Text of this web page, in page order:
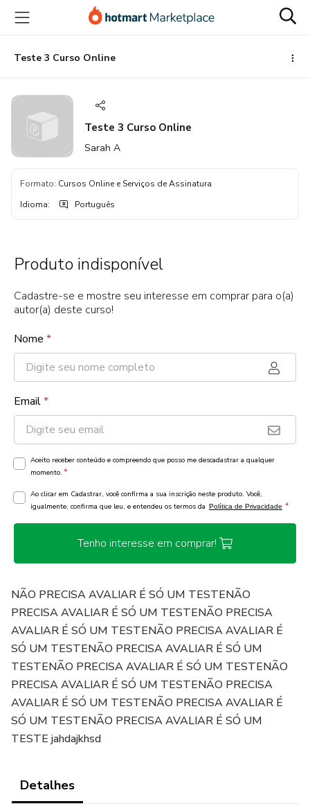
para
conteúdo
principal
para
pagamento
para
rodapé
Teste 3 Curso Online
Teste 3 Curso Online
Sarah A
Formato: Cursos Online e Serviços de Assinatura
Idioma: Português
Produto indisponível
Cadastre-se e mostre seu interesse em comprar para o(a)
autor(a) deste curso!
Nome *
Email*
Aceito receber conteúdo e compreendo que posso me descadastrar a qualquer
momento. *
Ao clicar em Cadastrar, você confirma a sua inscrição neste produto. Você,
igualmente, confirma que leu, e entendeu os termos da Política de Privacidade *
Tenho interesse em comprar!
NÃO PRECISA AVALIAR É SÓ UM TESTENÃO
PRECISA AVALIAR É SÓ UM TESTENÃO PRECISA
AVALIAR É SÓ UM TESTENÃO PRECISA AVALIAR É
SÓ UM TESTENÃO PRECISA AVALIAR É SÓ UM
TESTENÃO PRECISA AVALIAR É SÓ UM TESTENÃO
PRECISA AVALIAR É SÓ UM TESTENÃO PRECISA
AVALIAR É SÓ UM TESTENÃO PRECISA AVALIAR É
SÓ UM TESTENÃO PRECISA AVALIAR É SÓ UM
TESTE jahdajkhsd
Detalhes